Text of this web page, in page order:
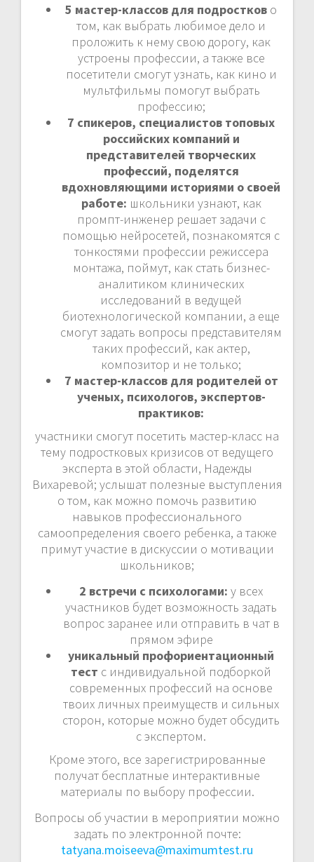
5 мастер-классов для подростков о
том, как выбрать любимое дело и
проложить к нему свою дорогу, как
устроены профессии, а также все
посетители смогут узнать, как кино и
мультфильмы помогут выбрать
профессию;
7 спикеров, специалистов топовых
российских компаний и
представителей творческих
профессий, поделятся
вдохновляющими историями о своей
работе: школьники узнают, как
промпт-инженер решает задачи с
помощью нейросетей, познакомятся с
тонкостями профессии режиссера
монтажа, поймут, как стать бизнес-
аналитиком клинических
исследований в ведущей
биотехнологической компании, а еще
смогут задать вопросы представителям
таких профессий, как актер,
композитор и не только;
7 мастер-классов для родителей от
ученых, психологов, экспертов-
практиков:
участники смогут посетить мастер-класс на
тему подростковых кризисов от ведущего
эксперта в этой области, Надежды
Вихаревой; услышат полезные выступления
о том, как можно помочь развитию
навыков профессионального
самоопределения своего ребенка, а также
примут участие в дискуссии о мотивации
школьников;
2 встречи с психологами: у всех
участников будет возможность задать
вопрос заранее или отправить в чат в
прямом эфире
уникальный профориентационный
тест с индивидуальной подборкой
современных профессий на основе
твоих личных преимуществ и сильных
сторон, которые можно будет обсудить
с экспертом.
Кроме этого, все зарегистрированные
получат бесплатные интерактивные
материалы по выбору профессии.
Вопросы об участии в мероприятии можно
задать по электронной почте:
tatyana.moiseeva@maximumtest.ru